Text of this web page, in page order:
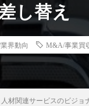
し替え
界動向 M&A/事業買
人材関連サービスのビジ